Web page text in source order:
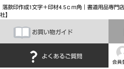
落款印作成1文字＋印材4.5ｃｍ角｜書道用品専門
社】
お買い物ガイド
よくあるご質問
会員